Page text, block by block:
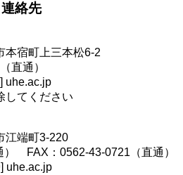
絡先
宿町上三本松6-2
直通）
uhe.ac.jp
してください
端町3-220
FAX：0562-43-0721（直通）
uhe.ac.jp